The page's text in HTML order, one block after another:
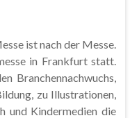
ist nach der Messe.
in Frankfurt statt.
Branchennachwuchs,
zu Illustrationen,
und Kindermedien die